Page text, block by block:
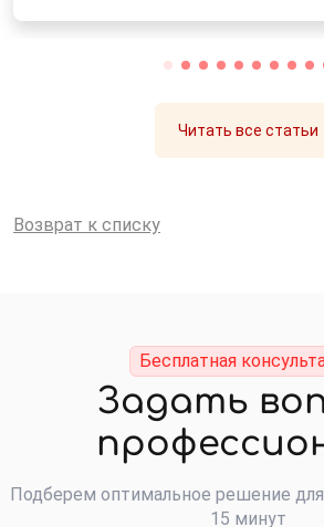
Читать все статьи
Возврат к списку
Бесплатная
Задать
Подберем оптимальное решение
15 минут